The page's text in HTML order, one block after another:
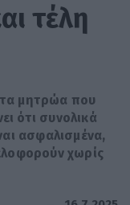
τέλη
μητρώα που
ότι συνολικά
ασφαλισμένα,
χωρίς